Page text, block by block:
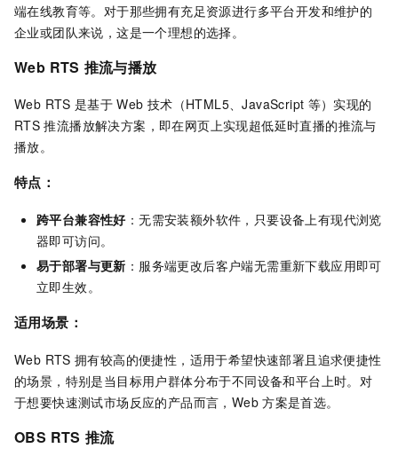
端在线教育等。对于那些拥有充足资源进行多平台开发和维护的
企业或团队来说，这是一个理想的选择。
Web RTS 推流与播放
Web RTS 是基于 Web 技术（HTML5、JavaScript 等）实现的
RTS 推流播放解决方案，即在网页上实现超低延时直播的推流与
播放。
特点：
跨平台兼容性好 ：无需安装额外软件，只要设备上有现代浏览
器即可访问。
易于部署与更新 ：服务端更改后客户端无需重新下载应用即可
立即生效。
适用场景：
Web RTS 拥有较高的便捷性，适用于希望快速部署且追求便捷性
的场景，特别是当目标用户群体分布于不同设备和平台上时。对
于想要快速测试市场反应的产品而言，Web 方案是首选。
OBS RTS 推流